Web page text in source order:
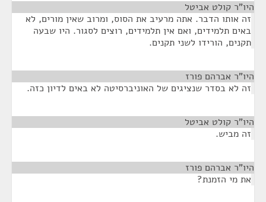
היו"ר קולט אביטל
זה אותו הדבר. אתה מרעיב את הסוס, ומרוב שאין מורים, לא
באים תלמידים, ואם אין תלמידים, רוצים לסגור. היו שבעה
תקנים, הורידו לשני תקנים.
היו"ר אברהם פורז
זה לא בסדר שנציגים של האוניברסיטה לא באים לדיון כזה.
היו"ר קולט אביטל
זה מביש.
היו"ר אברהם פורז
את מי הזמנת?